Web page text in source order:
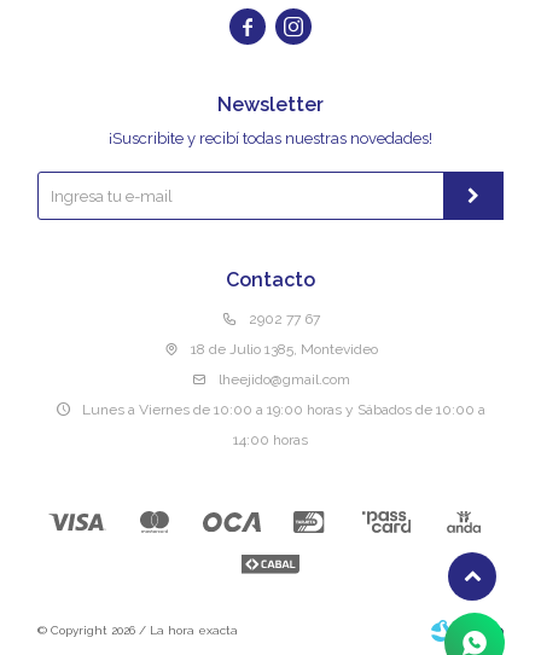
 
Contacto
2902 77 67
18 de Julio 1385, Montevideo
lheejido@gmail.com
Lunes a Viernes de 10:00 a 19:00 horas y Sábados de 10:00 a
14:00 horas
Newsletter
¡Suscribite y recibí todas nuestras novedades!
© Copyright 2026 / La hora exacta